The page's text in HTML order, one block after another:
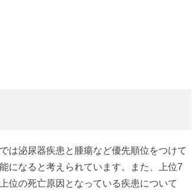
は泌尿器疾患と腫瘍など優先順位をつけて
になると考えられています。また、上位7
位の死亡原因となっている疾患について